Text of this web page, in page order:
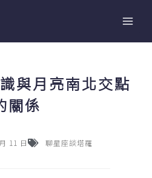
與月亮南北交點
關係
11 日 聊星座談塔羅